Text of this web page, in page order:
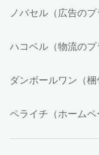
ノバセル（広告のプ
ハコベル（物流のプ
ダンボールワン（梱
ペライチ（ホーム